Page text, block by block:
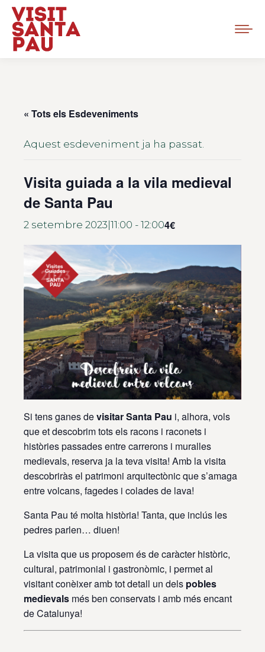
« Tots els Esdeveniments
Aquest esdeveniment ja ha passat.
Visita guiada a la vila medieval
de Santa Pau
2 setembre 2023|11:00 - 12:004€
Si tens ganes devisitar Santa Pau i, alhora, vols
que et descobrim tots els racons i raconets i
històries passades entre carrerons i muralles
medievals, reserva ja la teva visita! Amb la visita
descobriràs el patrimoni arquitectònic que s’amaga
entre volcans, fagedes i colades de lava!
Santa Pau té molta història! Tanta, que inclús les
pedres parlen… diuen!
La visita que us proposem és de caràcter històric,
cultural, patrimonial i gastronòmic, i permet al
visitant conèixer amb tot detall un dels pobles
medievals més ben conservats i amb més encant
de Catalunya!